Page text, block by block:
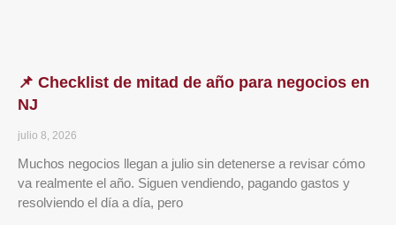
📌 Checklist de mitad de año para negocios en
NJ
julio 8, 2026
Muchos negocios llegan a julio sin detenerse a revisar cómo
va realmente el año. Siguen vendiendo, pagando gastos y
resolviendo el día a día, pero